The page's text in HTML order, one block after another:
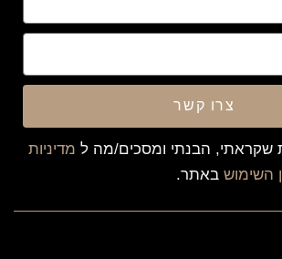
שקראתי, הבנתי ומסכים/מה ל מדיניות
השימוש באתר.
צרו קשר